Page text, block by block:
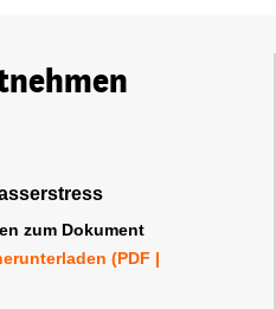
zum Dokument
(PDF |